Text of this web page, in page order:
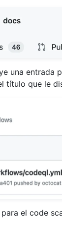
una entrada
título que le
el code